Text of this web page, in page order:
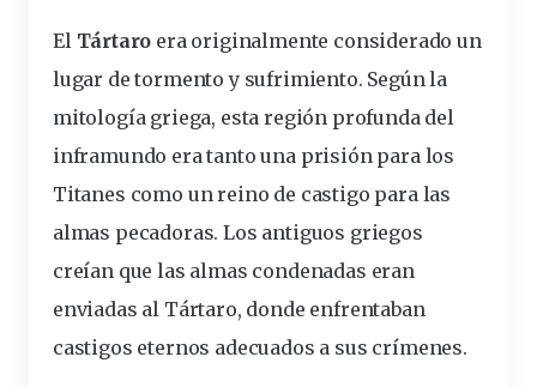
El Tártaro era originalmente considerado un
lugar de tormento y sufrimiento. Según la
mitología griega, estaregión profunda del
inframundo era tanto una prisión para los
Titanes como un reino de castigo para las
almas pecadoras. Los antiguos griegos
creían que las almas condenadas eran
enviadas al Tártaro, donde enfrentaban
castigos eternos adecuados a sus crímenes.